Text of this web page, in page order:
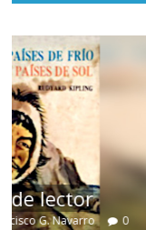
Un vergel
nostalgia
12 octubre, 2024